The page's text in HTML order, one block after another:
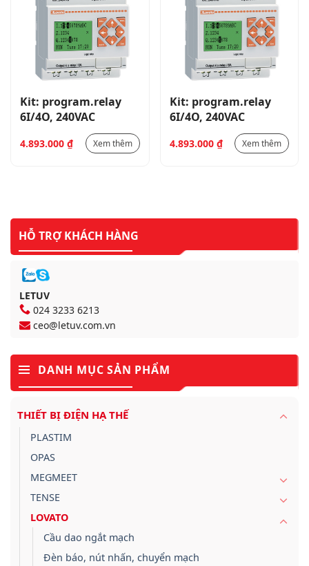
Kit: program.relay
6I/4O, 240VAC
4.893.000 ₫ Xem thêm
Kit: program.relay
6I/4O, 240VAC
4.893.000 ₫ Xem thêm
HỖ TRỢ KHÁCH HÀNG
LETUV
024 3233 6213
ceo@letuv.com.vn
DANH MỤC SẢN PHẨM
THIẾT BỊ ĐIỆN HẠ THẾ
PLASTIM
OPAS
MEGMEET
TENSE
LOVATO
Cầu dao ngắt mạch
Đèn báo, nút nhấn, chuyển mạch